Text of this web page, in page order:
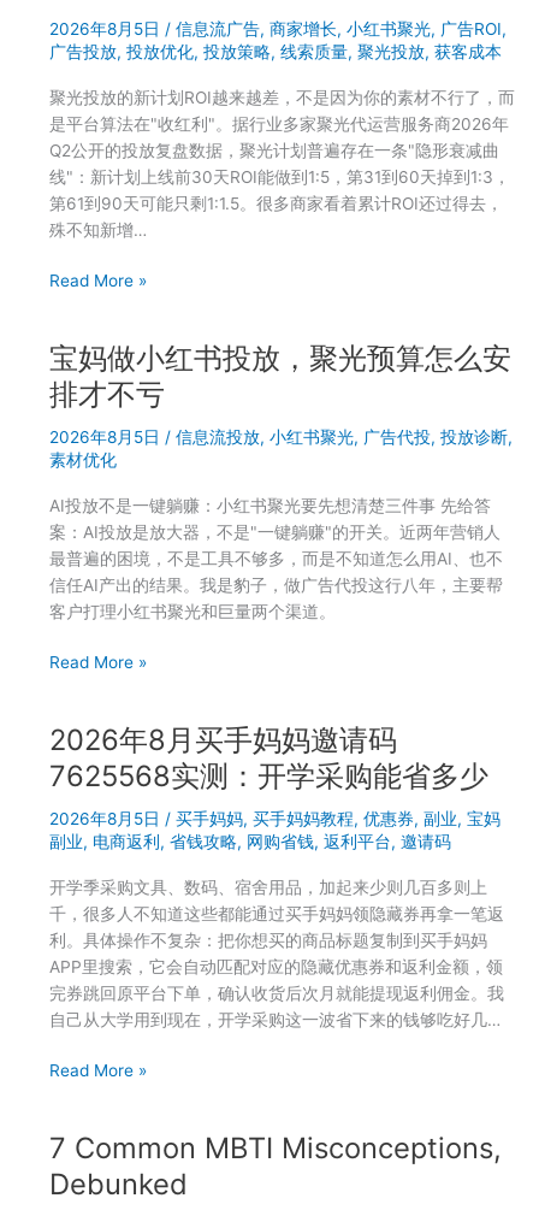
算？
Making
Styles:
Research
Shows
2026年8月5日 / 信息流广告, 商家增长, 小红书聚光, 广告ROI,
广告投放, 投放优化, 投放策略, 线索质量, 聚光投放, 获客成本
聚光投放的新计划ROI越来越差，不是因为你的素材不行了，而
是平台算法在"收红利"。据行业多家聚光代运营服务商2026年
Q2公开的投放复盘数据，聚光计划普遍存在一条"隐形衰减曲
线"：新计划上线前30天ROI能做到1:5，第31到60天掉到1:3，
第61到90天可能只剩1:1.5。很多商家看着累计ROI还过得去，
殊不知新增…
聚
计
划
前
30
天
很
漂
亮
后
面
越
来
越
亏
Read More »
宝妈做小红书投放，聚光预算怎么安
排才不亏
2026年8月5日 / 信息流投放, 小红书聚光, 广告代投, 投放诊断,
素材优化
AI投放不是一键躺赚：小红书聚光要先想清楚三件事 先给答
案：AI投放是放大器，不是"一键躺赚"的开关。近两年营销人
最普遍的困境，不是工具不够多，而是不知道怎么用AI、也不
信任AI产出的结果。我是豹子，做广告代投这行八年，主要帮
客户打理小红书聚光和巨量两个渠道。
宝
小
红
投
放，
光
预
算
怎
么
安
亏
Read More »
2026年8月买手妈妈邀请码
7625568实测：开学采购能省多少
2026年8月5日 / 买手妈妈, 买手妈妈教程, 优惠券, 副业, 宝妈
副业, 电商返利 , 省钱攻略, 网购省钱, 返利平台, 邀请码
开学季采购文具、数码、宿舍用品，加起来少则几百多则上
千，很多人不知道这些都能通过买手妈妈领隐藏券再拿一笔返
利。具体操作不复杂：把你想买的商品标题复制到买手妈妈
APP里搜索，它会自动匹配对应的隐藏优惠券和返利金额，领
完券跳回原平台下单，确认收货后次月就能提现返利佣金。我
自己从大学用到现在，开学采购这一波省下来的钱够吃好几…
2026
月
买
Read More »
7 Common MBTI Misconceptions,
Debunked